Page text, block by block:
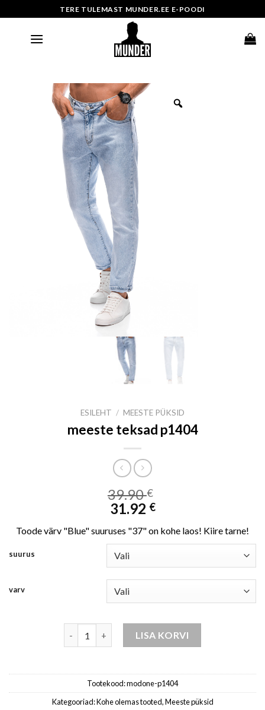
to
TERE TULEMAST MUNDER.EE E-POODI
ESILEHT / MEESTE PÜKSID
meeste teksad p1404
39.90€
31.92 €
Toode värv "Blue" suuruses "37" on kohe laos! Kiire tarne!
suurus
varv
LISA KORVI
Tootekood:modone-p1404
Kategooriad:Kohe olemas tooted,Meeste püksid